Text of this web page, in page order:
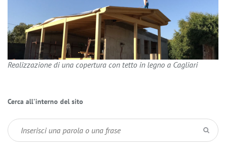
Realizzazione di una copertura con tetto in legno a Cagliari
Cerca all'interno del sito